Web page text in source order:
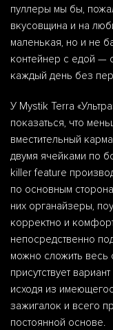
пуллеры мы бы,
вкусовщина и на
маленькая, но и не
контейнер с едой —
каждый день без
У Mystik Terra
показаться, что
вместительный
двумя ячейками по
killer feature
по основным
них органайзеры,
корректно и
непосредственно
можно сложить весь
присутствует
исходя из
зажигалок и всего
постоянной основе.